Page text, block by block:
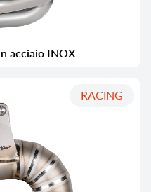
acciaio INOX
RACING